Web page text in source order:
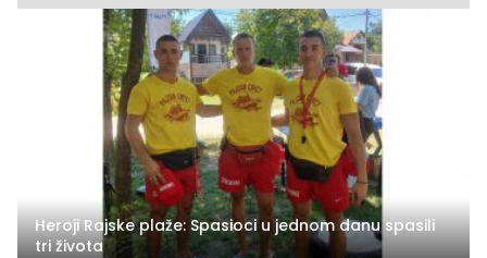
Heroji Rajske plaže: Spasioci u jednom danu spasili
tri života